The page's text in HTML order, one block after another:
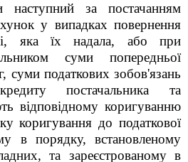
наступний за постачанням
у випадках повернення
яка їх надала, або при
суми попередньої
суми податкових зобов'язань
постачальника та
відповідному коригуванню
коригування до податкової
в порядку, встановленому
та зареєстрованому в